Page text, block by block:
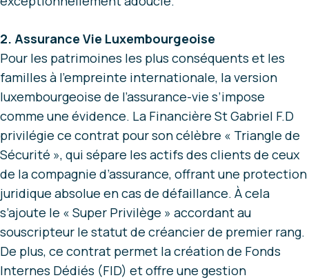
2. Assurance Vie Luxembourgeoise
Pour les patrimoines les plus conséquents et les
familles à l’empreinte internationale, la version
luxembourgeoise de l’assurance-vie s’impose
comme une évidence. La Financière St Gabriel F.D
privilégie ce contrat pour son célèbre « Triangle de
Sécurité », qui sépare les actifs des clients de ceux
de la compagnie d’assurance, offrant une protection
juridique absolue en cas de défaillance. À cela
s’ajoute le « Super Privilège » accordant au
souscripteur le statut de créancier de premier rang.
De plus, ce contrat permet la création de Fonds
Internes Dédiés (FID) et offre une gestion